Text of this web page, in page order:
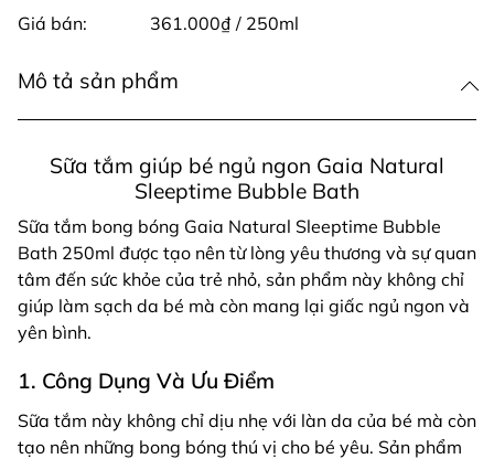
Giá bán: 361.000₫ / 250ml
Mô tả sản phẩm
Sữa tắm giúp bé ngủ ngon Gaia Natural
Sleeptime Bubble Bath
Sữa tắm bong bóng Gaia Natural Sleeptime Bubble
Bath 250ml được tạo nên từ lòng yêu thương và sự quan
tâm đến sức khỏe của trẻ nhỏ, sản phẩm này không chỉ
giúp làm sạch da bé mà còn mang lại giấc ngủ ngon và
yên bình.
1. Công Dụng Và Ưu Điểm
Sữa tắm này không chỉ dịu nhẹ với làn da của bé mà còn
tạo nên những bong bóng thú vị cho bé yêu. Sản phẩm